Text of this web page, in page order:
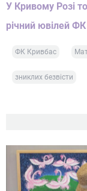
У Кривому Розі
річний ювілей
ФК Кривбас
зниклих безвісти